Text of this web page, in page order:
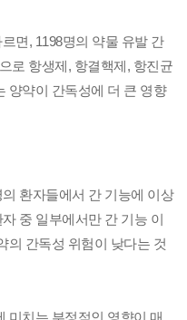
면, 1198명의 약물 유발 간
로 항생제, 항결핵제, 항진균
양약이 간독성에 더 큰 영향
환자들에서 간 기능에 이상
중 일부에서만 간 기능 이
의 간독성 위험이 낮다는 것
미치는 부정적인 영향이 매